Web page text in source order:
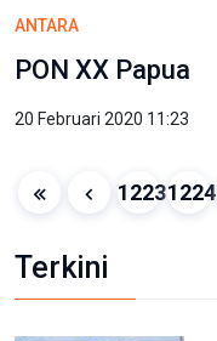
ANTARA
PON XX Papua
20 Februari 2020 11:23
12231224
Terkini